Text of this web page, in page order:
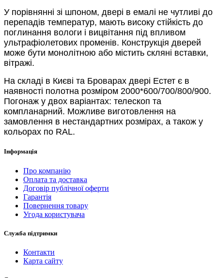
У порівнянні зі шпоном, двері в емалі не чутливі до
перепадів температур, мають високу стійкість до
поглинання вологи і вицвітання під впливом
ультрафіолетових променів. Конструкція дверей
може бути монолітною або містить скляні вставки,
вітражі.
На складі в Києві та Броварах двері Естет є в
наявності полотна розміром 2000*600/700/800/900.
Погонаж у двох варіантах: телескоп та
компланарний. Можливе виготовлення на
замовлення в нестандартних розмірах, а також у
кольорах по RAL.
Інформація
Про компанію
Оплата та доставка
Договір публічної оферти
Гарантія
Повернення товару
Угода користувача
Служба підтримки
Контакти
Карта сайту